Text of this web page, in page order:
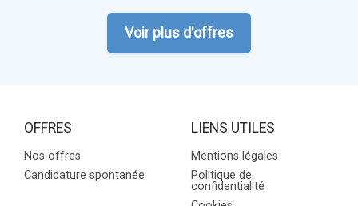
Voir plus d'offres
OFFRES
Nos offres
Candidature spontanée
LIENS UTILES
Mentions légales
Politique de
confidentialité